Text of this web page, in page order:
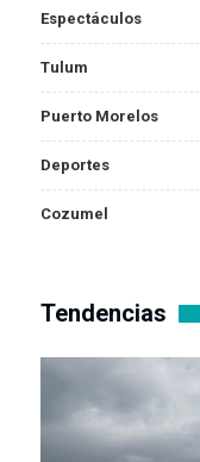
Espectáculos
Tulum
Puerto Morelos
Deportes
Cozumel
Tendencias